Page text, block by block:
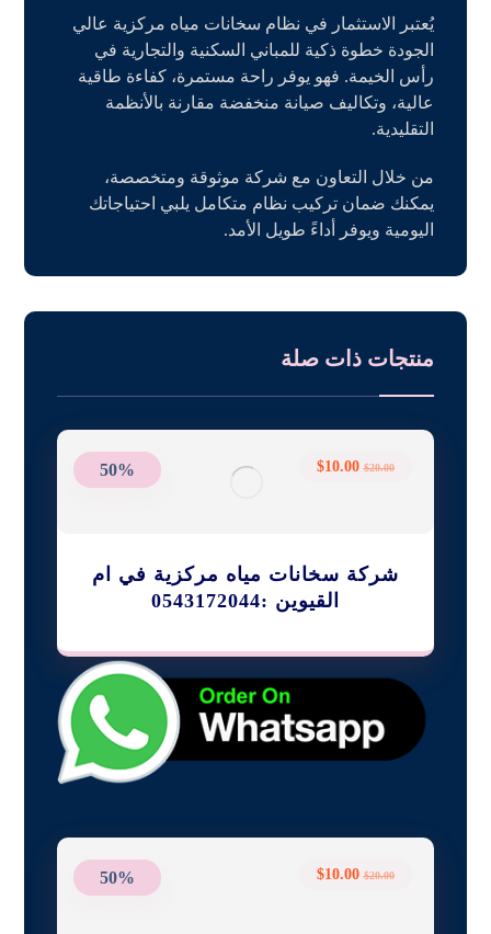
يُعتبر الاستثمار في نظام سخانات مياه مركزية عالي
الجودة خطوة ذكية للمباني السكنية والتجارية في
رأس الخيمة. فهو يوفر راحة مستمرة، كفاءة طاقية
عالية، وتكاليف صيانة منخفضة مقارنة بالأنظمة
التقليدية.
من خلال التعاون مع شركة موثوقة ومتخصصة،
يمكنك ضمان تركيب نظام متكامل يلبي احتياجاتك
اليومية ويوفر أداءً طويل الأمد.
منتجات ذات صلة
50%
شركة سخانات مياه مركزية في ام
القيوين :0543172044
$20.00
$10.00
50% $20.00
$10.00